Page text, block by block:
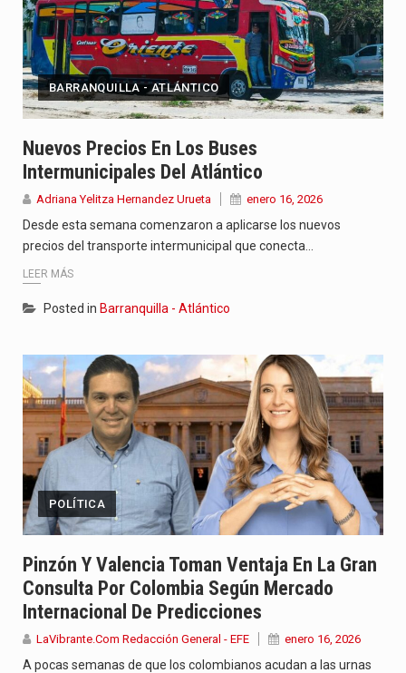
Si eres un trader que prefiere lidiar con condiciones de…
Jhon Arias continúa consolidándose como una de las grandes figuras…
La inversión extranjera directa en Colombia comenzó a dar señales…
BARRANQUILLA - ATLÁNTICO
Nuevos Precios En Los Buses
Intermunicipales Del Atlántico
Adriana Yelitza Hernandez Urueta enero 16, 2026
Desde esta semana comenzaron a aplicarse los nuevos
precios del transporte intermunicipal que conecta…
LEER MÁS
Posted in Barranquilla - Atlántico
POLÍTICA
Pinzón Y Valencia Toman Ventaja En La Gran
Consulta Por Colombia Según Mercado
Internacional De Predicciones
LaVibrante.Com Redacción General - EFE enero 16, 2026
A pocas semanas de que los colombianos acudan a las urnas